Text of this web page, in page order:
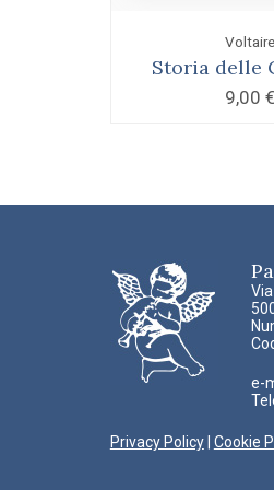
Voltaire
Storia delle
9,00€
e-
Privacy Policy Cookie